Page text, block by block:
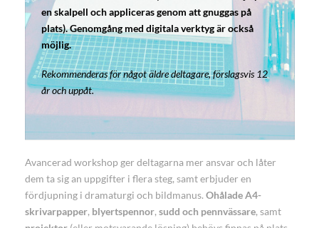
en skalpell och appliceras genom att gnuggas på
plats). Genomgång med digitala verktyg är också
möjlig.
Rekommenderas för något äldre deltagare, förslagsvis 12
år och uppåt.
Avancerad workshop ger deltagarna mer ansvar och låter
dem ta sig an uppgifter i flera steg, samt erbjuder en
fördjupning i dramaturgi och bildmanus. Ohålade A4-
skrivarpapper, blyertspennor, sudd och pennvässare, samt